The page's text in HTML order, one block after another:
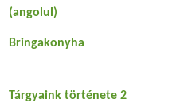
(angolul)
Bringakonyha
Tárgyaink története 2